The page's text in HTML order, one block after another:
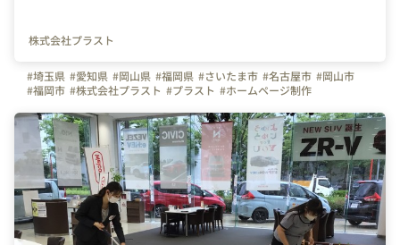
株式会社プラスト
#埼玉県 #愛知県 #岡山県 #福岡県 #さいたま市 #名古屋市 #岡山市
#福岡市 #株式会社プラスト #プラスト #ホームページ制作
#転職活動 #求職活動 #新卒 #中途 #Instagram
#転職してよかったこと #不安 #会社の雰囲気 #未経験 #転職
#不安解消
#はたらく人 #自慢の福利厚生 #うちのチームを紹介します
#面接担当の素顔
#転職者のリアルな声 #会社の推しポイント
#入社エントリー